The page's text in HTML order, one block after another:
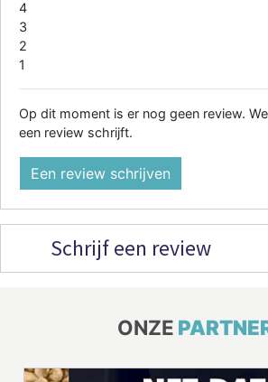
4
3
2
1
Op dit moment is er nog geen review.
een review schrijft.
Een review schrijven
Schrijf een review
ONZE